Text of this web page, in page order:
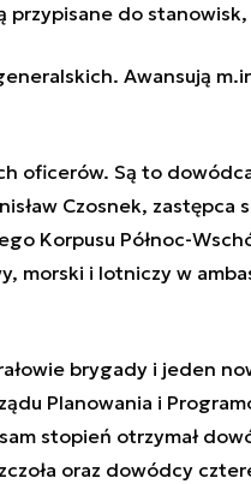
do
Awansują
oficerów. Są to
Czosnek, zastępca
Korpusu Północ-
morski i lotniczy w
brygady i jeden
Planowania i
stopień otrzymał
oraz dowódcy